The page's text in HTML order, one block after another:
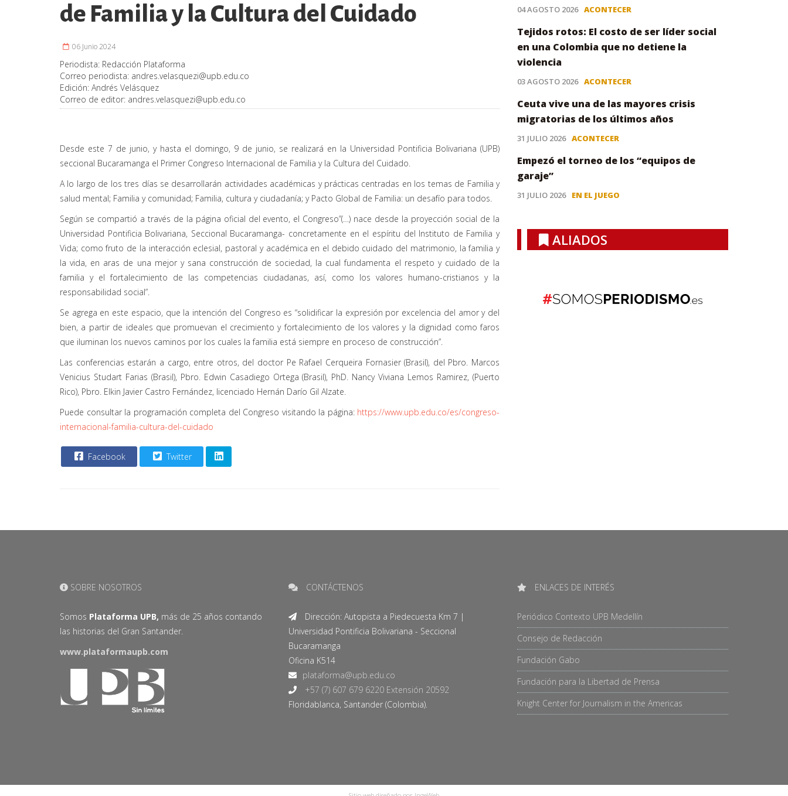
de Familia y la Cultura del Cuidado
06 Junio 2024
Periodista: Redacción Plataforma
Correo periodista: andres.velasquezi@upb.edu.co
Edición: Andrés Velásquez
Correo de editor: andres.velasquezi@upb.edu.co
Desde este 7 de junio, y hasta el domingo, 9 de junio, se realizará en la Universidad Pontificia Bolivariana (UPB)
seccional Bucaramanga el Primer Congreso Internacional de Familia y la Cultura del Cuidado.
A lo largo de los tres días se desarrollarán actividades académicas y prácticas centradas en los temas de Familia y
salud mental; Familia y comunidad; Familia, cultura y ciudadanía; y Pacto Global de Familia: un desafío para todos.
Según se compartió a través de la página oficial del evento, el Congreso”(…) nace desde la proyección social de la
Universidad Pontificia Bolivariana, Seccional Bucaramanga- concretamente en el espíritu del Instituto de Familia y
Vida; como fruto de la interacción eclesial, pastoral y académica en el debido cuidado del matrimonio, la familia y
la vida, en aras de una mejor y sana construcción de sociedad, la cual fundamenta el respeto y cuidado de la
familia y el fortalecimiento de las competencias ciudadanas, así, como los valores humano-cristianos y la
responsabilidad social”.
Se agrega en este espacio, que la intención del Congreso es “solidificar la expresión por excelencia del amor y del
bien, a partir de ideales que promuevan el crecimiento y fortalecimiento de los valores y la dignidad como faros
que iluminan los nuevos caminos por los cuales la familia está siempre en proceso de construcción”.
Las conferencias estarán a cargo, entre otros, del doctor Pe Rafael Cerqueira Fornasier (Brasil), del Pbro. Marcos
Venicius Studart Farias (Brasil), Pbro. Edwin Casadiego Ortega (Brasil), PhD. Nancy Viviana Lemos Ramirez, (Puerto
Rico), Pbro. Elkin Javier Castro Fernández, licenciado Hernán Darío Gil Alzate.
Puede consultar la programación completa del Congreso visitando la página: https://www.upb.edu.co/es/congreso-
internacional-familia-cultura-del-cuidado
Facebook Twitter
04 AGOSTO 2026 ACONTECER
Tejidos rotos: El costo de ser líder social
en una Colombia que no detiene la
violencia
03 AGOSTO 2026 ACONTECER
Ceuta vive una de las mayores crisis
migratorias de los últimos años
31 JULIO 2026 ACONTECER
Empezó el torneo de los “equipos de
garaje”
31 JULIO 2026 EN EL JUEGO
ALIADOS
SOBRE NOSOTROS
Somos Plataforma UPB, más de 25 años contando
las historias del Gran Santander.
www.plataformaupb.com
CONTÁCTENOS
Dirección: Autopista a Piedecuesta Km 7 |
Universidad Pontificia Bolivariana - Seccional
Bucaramanga
Oficina K514
+57 (7) 607 679 6220 Extensión 20592
Floridablanca, Santander (Colombia).
ENLACES DE INTERÉS
Periódico Contexto UPB Medellín
Consejo de Redacción
Fundación Gabo
Fundación para la Libertad de Prensa
Knight Center for Journalism in the Americas